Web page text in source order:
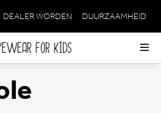
FOR KIDS
DEALER WORDEN DUURZAAMHEID